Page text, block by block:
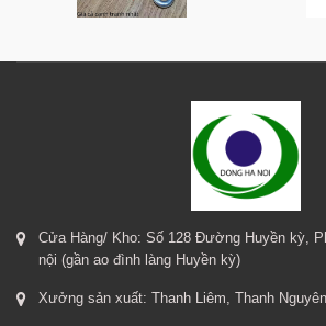
Cửa Hàng/ Kho: Số 128 Đường Huyền kỳ,
nội (gần ao đình làng Huyền kỳ)
Xưởng sản xuất: Thanh Liêm, Thanh